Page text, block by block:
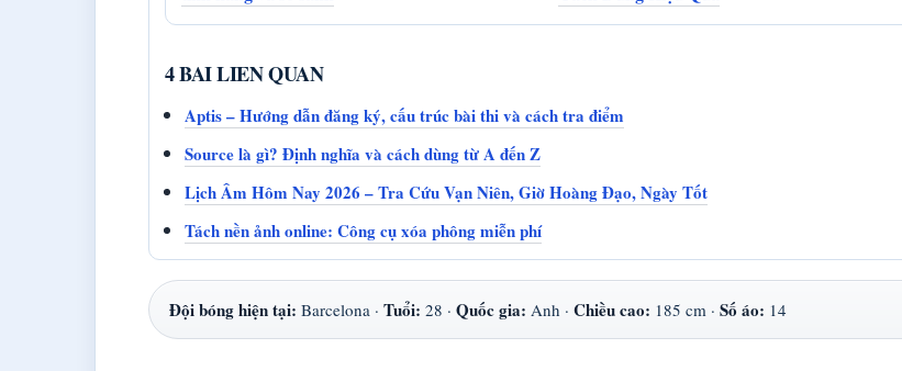
4 BAI LIEN QUAN
Aptis – Hướng dẫn đăng ký, cấu trúc bài thi và cách tra điểm
Source là gì? Định nghĩa và cách dùng từ A đến Z
Lịch Âm Hôm Nay 2026 – Tra Cứu Vạn Niên, Giờ Hoàng Đạo, Ngày Tốt
Tách nền ảnh online: Công cụ xóa phông miễn phí
Đội bóng hiện tại: Barcelona · Tuổi: 28 · Quốc gia: Anh · Chiều cao: 185 cm · Số áo: 14